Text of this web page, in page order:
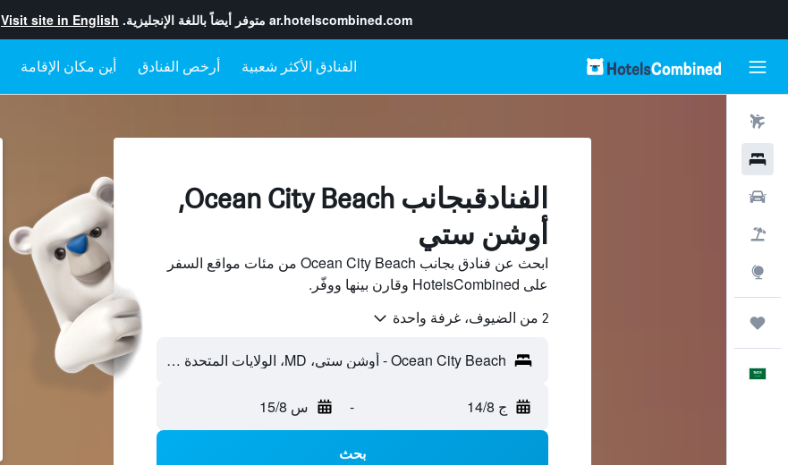
ar.hotelscombined.com متوفر أيضاً باللغة الإنجليزية. Visit site in English
أرخص الفنادق أين مكان الإقامة
الفنادقبجانب Ocean City Beach,
أوشن ستي
ابحث عن فنادق بجانب Ocean City Beach من مئات مواقع السفر
على HotelsCombined وقارن بينها ووفّر.
2 من الضيوف، غرفة واحدة
ج 14/8 - س 15/8
بحث